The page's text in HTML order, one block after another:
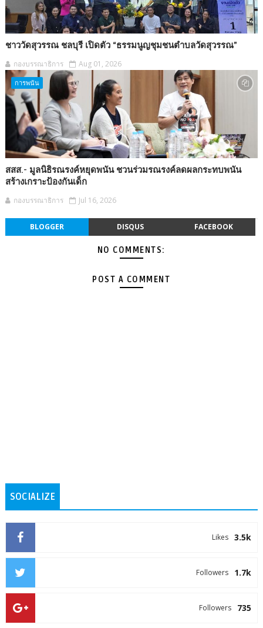
ชาววัดสุวรรณ ชลบุรี เปิดตัว “ธรรมนูญชุมชนตำบลวัดสุวรรณ”
กองบรรณาธิการ Aug 01, 2026
การพนัน
สสส.- มูลนิธิรณรงค์หยุดพนัน ชวนร่วมรณรงค์ลดผลกระทบพนัน
สร้างเกราะป้องกันเด็ก
กองบรรณาธิการ Jul 16, 2026
BLOGGER DISQUS FACEBOOK
NO COMMENTS:
POST A COMMENT
SOCIALIZE
3.5k
Likes
1.7k
Followers
735
Followers